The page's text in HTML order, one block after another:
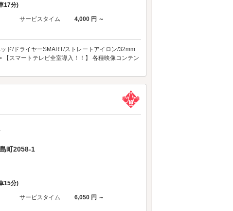
17分)
サービスタイム
4,000 円 ～
ド/ドライヤーSMART/ストレートアイロン/32mm
スマートテレビ全室導入！！】 各種映像コンテン
町2058-1
15分)
サービスタイム
6,050 円 ～